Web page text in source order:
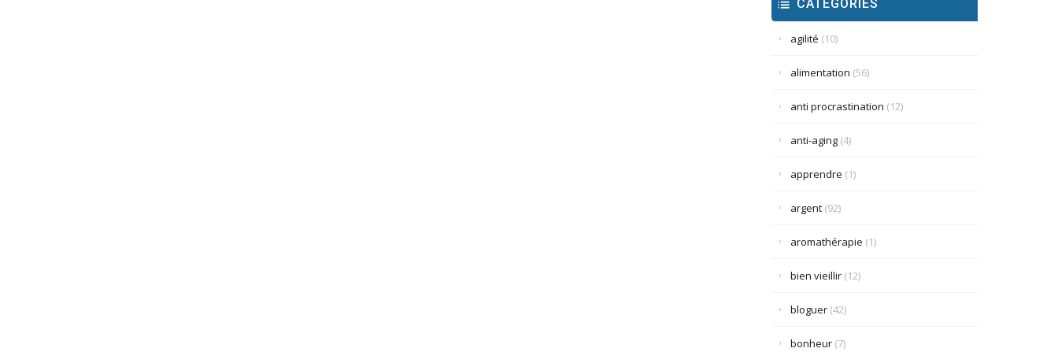
CATÉGORIES
agilité (10)
alimentation (56)
anti procrastination (12)
anti-aging(4)
apprendre (1)
argent(92)
aromathérapie (1)
bien vieillir(12)
bloguer(42)
bonheur(7)